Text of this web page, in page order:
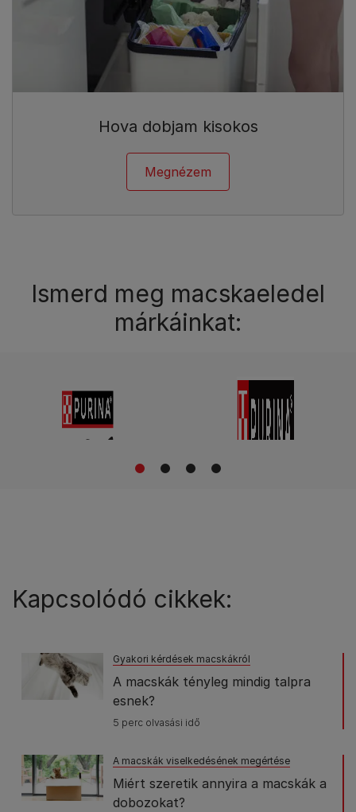
Hova dobjam kisokos
Megnézem
Ismerd meg macskaeledel
márkáinkat:
1 2 3 4
Kapcsolódó cikkek:
Gyakori kérdések macskákról
A macskák tényleg mindig talpra
esnek?
5 perc olvasási idő
A macskák viselkedésének megértése
Miért szeretik annyira a macskák a
dobozokat?